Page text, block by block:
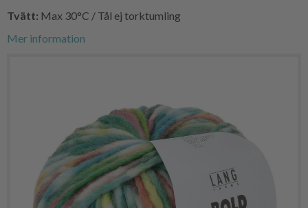
Tvätt: Max 30°C / Tål ej torktumling
Mer information